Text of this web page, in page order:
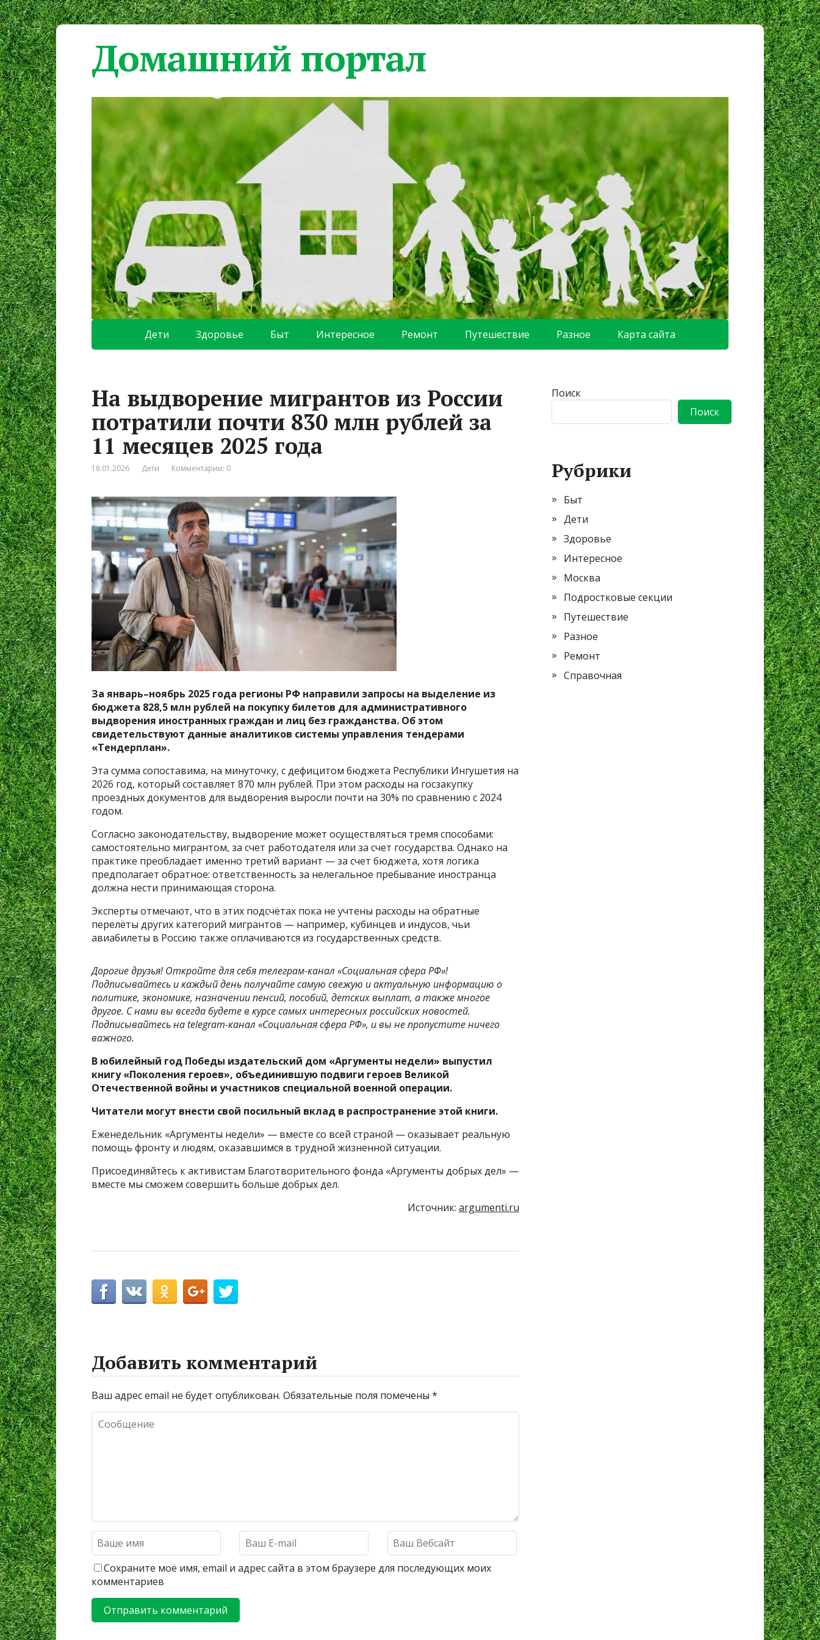
Домашний портал
Дети Здоровье Быт Интересное Ремонт Путешествие Разное Карта сайта
На выдворение мигрантов из России
потратили почти 830 млн рублей за
11 месяцев 2025 года
18.01.2026 Дети Комментарии: 0
За январь–ноябрь 2025 года регионы РФ направили запросы на выделение из
бюджета 828,5 млн рублей на покупку билетов для административного
выдворения иностранных граждан и лиц без гражданства. Об этом
свидетельствуют данные аналитиков системы управления тендерами
«Тендерплан».
Эта сумма сопоставима, на минуточку, с дефицитом бюджета Республики Ингушетия на
2026 год, который составляет 870 млн рублей. При этом расходы на госзакупку
проездных документов для выдворения выросли почти на 30% по сравнению с 2024
годом.
Согласно законодательству, выдворение может осуществляться тремя способами:
самостоятельно мигрантом, за счет работодателя или за счет государства. Однако на
практике преобладает именно третий вариант — за счет бюджета, хотя логика
предполагает обратное: ответственность за нелегальное пребывание иностранца
должна нести принимающая сторона.
Эксперты отмечают, что в этих подсчётах пока не учтены расходы на обратные
перелёты других категорий мигрантов — например, кубинцев и индусов, чьи
авиабилеты в Россию также оплачиваются из государственных средств.
Дорогие друзья! Откройте для себя телеграм-канал «Социальная сфера РФ»!
Подписывайтесь и каждый день получайте самую свежую и актуальную информацию о
политике, экономике, назначении пенсий, пособий, детских выплат, а также многое
другое. С нами вы всегда будете в курсе самых интересных российских новостей.
Подписывайтесь на telegram-канал «Социальная сфера РФ», и вы не пропустите ничего
важного.
В юбилейный год Победы издательский дом «Аргументы недели» выпустил
книгу «Поколения героев», объединившую подвиги героев Великой
Отечественной войны и участников специальной военной операции.
Читатели могут внести свой посильный вклад в распространение этой книги.
Еженедельник «Аргументы недели» — вместе со всей страной — оказывает реальную
помощь фронту и людям, оказавшимся в трудной жизненной ситуации.
Присоединяйтесь к активистам Благотворительного фонда «Аргументы добрых дел» —
вместе мы сможем совершить больше добрых дел.
Источник: argumenti.ru
Добавить комментарий
Ваш адрес email не будет опубликован. Обязательные поля помечены *
Сохраните моё имя, email и адрес сайта в этом браузере для последующих моих
комментариев
Поиск
Поиск
Рубрики
Быт
Дети
Здоровье
Интересное
Москва
Подростковые секции
Путешествие
Разное
Ремонт
Справочная